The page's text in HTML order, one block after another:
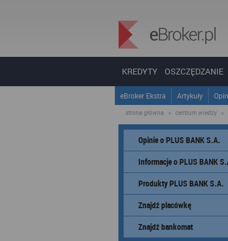
KREDYTY OSZCZĘDZANIE
eBroker Ekstra Artykuły
strona główna » centrum wiedzy »
Opinie o PLUS BANK S.A.
Informacje o PLUS BANK
Produkty PLUS BANK S.A.
Znajdź placówkę
Znajdź bankomat